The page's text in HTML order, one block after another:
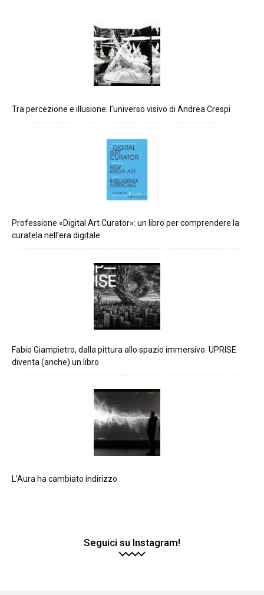
Tra percezione e illusione: l’universo visivo di Andrea Crespi
Professione «Digital Art Curator»: un libro per comprendere la
curatela nell’era digitale
Fabio Giampietro, dalla pittura allo spazio immersivo: UPRISE
diventa (anche) un libro
L’Aura ha cambiato indirizzo
Seguici su Instagram!